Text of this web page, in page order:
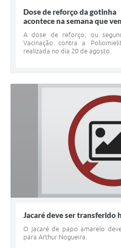
Dose de reforço da gotinha
acontece na semana que
A dose de reforço, ou
Vacinação contra a
realizada no dia 20 de agosto.
Jacaré deve ser transferido
O jacaré de papo amarelo
para Arthur Nogueira.